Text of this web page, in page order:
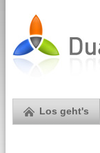
Los geht's